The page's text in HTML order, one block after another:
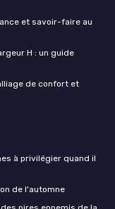
et savoir-faire au
H : un guide
de confort et
à privilégier quand il
de l'automne